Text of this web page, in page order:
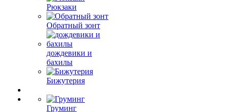
Рюкзаки
Обратный зонт
дождевики и
бахилы
Бижутерия
Груминг